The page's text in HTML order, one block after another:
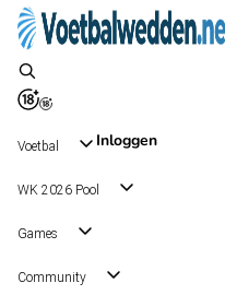
Inloggen
Voetbal
WK 2026 Pool
Games
Community